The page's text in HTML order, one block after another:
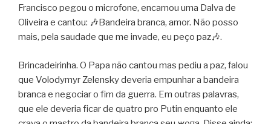
Francisco pegou o microfone, encarnou uma Dalva de
Oliveira e cantou: 🎶Bandeira branca, amor. Não posso
mais, pela saudade que me invade, eu peço paz🎶.
Brincadeirinha. O Papa não cantou mas pediu a paz, falou
que Volodymyr Zelensky deveria empunhar a bandeira
branca e negociar o fim da guerra. Em outras palavras,
que ele deveria ficar de quatro pro Putin enquanto ele